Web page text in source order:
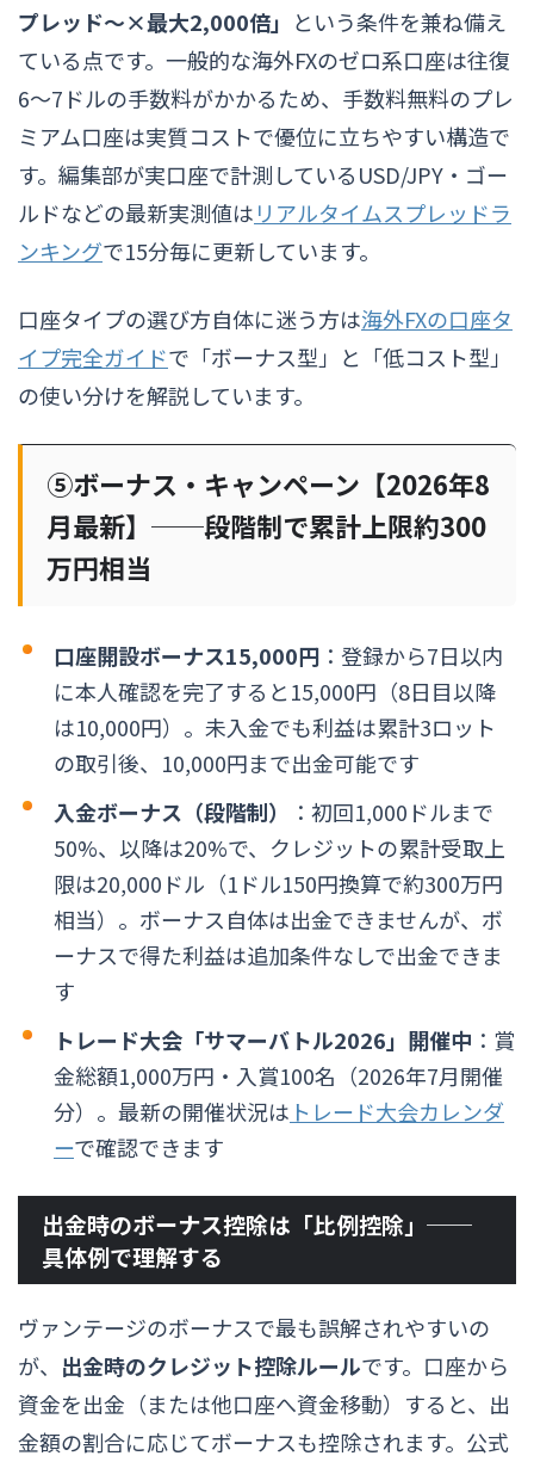
プレッド〜×最大2,000倍」 という条件を兼ね備え
ている点です。一般的な海外FXのゼロ系口座は往復
6〜7ドルの手数料がかかるため、手数料無料のプレ
ミアム口座は実質コストで優位に立ちやすい構造で
す。編集部が実口座で計測しているUSD/JPY・ゴー
ルドなどの最新実測値はリアルタイムスプレッドラ
ンキングで15分毎に更新しています。
口座タイプの選び方自体に迷う方は海外FXの口座タ
イプ完全ガイドで「ボーナス型」と「低コスト型」
の使い分けを解説しています。
⑤ボーナス・キャンペーン【2026年8
月最新】──段階制で累計上限約300
万円相当
口座開設ボーナス15,000円 ：登録から7日以内
に本人確認を完了すると15,000円（8日目以降
は10,000円）。未入金でも利益は累計3ロット
の取引後、10,000円まで出金可能です
入金ボーナス（段階制）
：初回1,000ドルまで
50%、以降は20%で、クレジットの累計受取上
限は20,000ドル（1ドル150円換算で約300万円
相当）。ボーナス自体は出金できませんが、ボ
ーナスで得た利益は追加条件なしで出金できま
す
トレード大会「サマーバトル2026」開催中 ：賞
金総額1,000万円・入賞100名（2026年7月開催
分）。最新の開催状況は トレード大会カレンダ
ーで確認できます
出金時のボーナス控除は「比例控除」──
具体例で理解する
ヴァンテージのボーナスで最も誤解されやすいの
が、 出金時のクレジット控除ルールです。口座から
資金を出金（または他口座へ資金移動）すると、出
金額の割合に応じてボーナスも控除されます。公式